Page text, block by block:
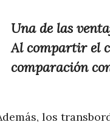
Una de las
Al compartir el
comparación
los